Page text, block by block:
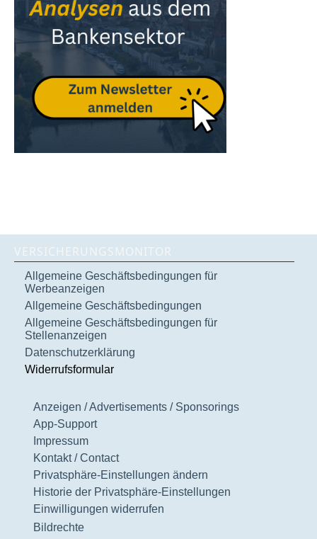
VERSICHERUNGSMONITOR
Allgemeine Geschäftsbedingungen für
Werbeanzeigen
Allgemeine Geschäftsbedingungen
Allgemeine Geschäftsbedingungen für
Stellenanzeigen
Datenschutzerklärung
Widerrufsformular
Anzeigen / Advertisements / Sponsorings
App-Support
Impressum
Kontakt / Contact
Privatsphäre-Einstellungen ändern
Historie der Privatsphäre-Einstellungen
Einwilligungen widerrufen
Bildrechte